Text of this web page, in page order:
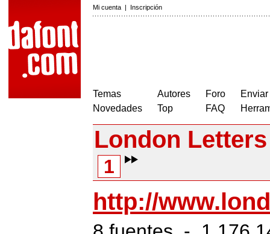
Mi cuenta | Inscripción
Temas
Novedades
Autores
Top
Foro
FAQ
London Letters
1
http://